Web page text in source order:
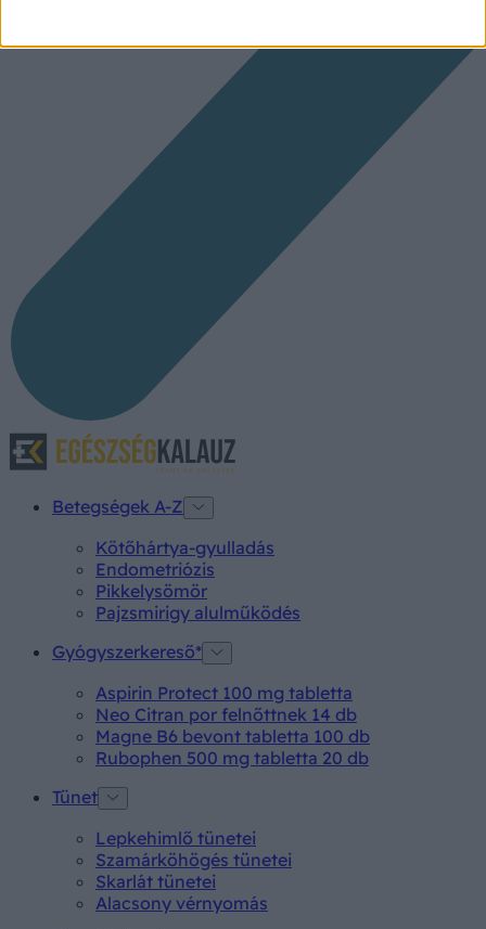
Betegségek A-Z
Kötőhártya-gyulladás
Endometriózis
Pikkelysömör
Pajzsmirigy alulműködés
Gyógyszerkereső*
Aspirin Protect 100 mg tabletta
Neo Citran por felnőttnek 14 db
Magne B6 bevont tabletta 100 db
Rubophen 500 mg tabletta 20 db
Tünet
Lepkehimlő tünetei
Szamárköhögés tünetei
Skarlát tünetei
Alacsony vérnyomás